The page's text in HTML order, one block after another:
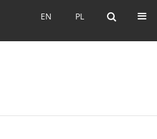
PL
EN PL
EN